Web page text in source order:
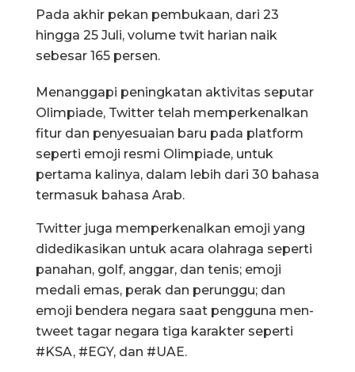
Pada akhir pekan pembukaan, dari 23
hingga 25 Juli, volume twit harian naik
sebesar 165 persen.
Menanggapi peningkatan aktivitas seputar
Olimpiade, Twitter telah memperkenalkan
fitur dan penyesuaian baru pada platform
seperti emoji resmi Olimpiade, untuk
pertama kalinya, dalam lebih dari 30 bahasa
termasuk bahasa Arab.
Twitter juga memperkenalkan emoji yang
didedikasikan untuk acara olahraga seperti
panahan, golf, anggar, dan tenis; emoji
medali emas, perak dan perunggu; dan
emoji bendera negara saat pengguna men-
tweet tagar negara tiga karakter seperti
#KSA, #EGY, dan #UAE.